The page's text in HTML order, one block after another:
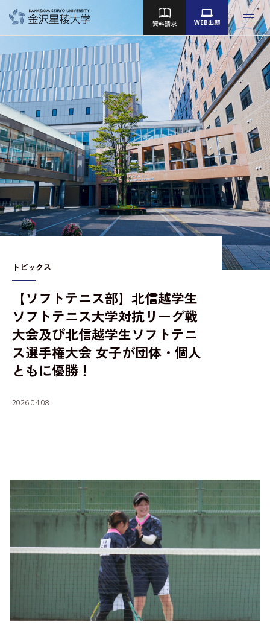
女子短期大学部 大学院
Language
大学案内
教育／学部・大学院
産学地域連携・研究
留学・国際交流
キャンパスライフ
就職・資格
入学者選抜情報
資料請求 WEB出願
トピックス
【ソフトテニス部】北信越学生
ソフトテニス大学対抗リーグ戦
大会及び北信越学生ソフトテニ
ス選手権大会 女子が団体・個人
ともに優勝！
2026.04.08